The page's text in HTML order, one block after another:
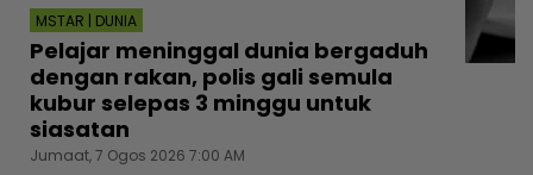
MSTAR | DUNIA
Pelajar meninggal dunia bergaduh
dengan rakan, polis gali semula
kubur selepas 3 minggu untuk
siasatan
Jumaat, 7 Ogos 2026 7:00 AM